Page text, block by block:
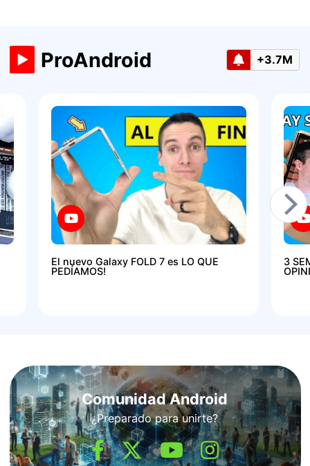
ProAndroid +3.7M
El nuevo Galaxy FOLD 7 es LO QUE
PEDÍAMOS!
3
Comunidad Android
¿Preparado para unirte?